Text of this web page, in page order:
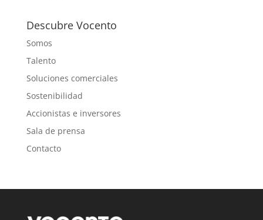
Descubre Vocento
Somos
Talento
Soluciones comerciales
Sostenibilidad
Accionistas e inversores
Sala de prensa
Contacto